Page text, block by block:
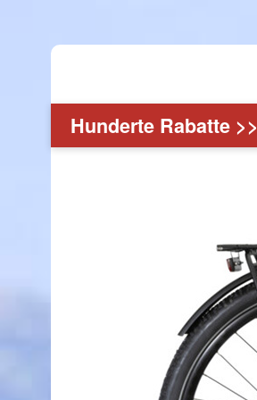
Hunderte Rabatte >>